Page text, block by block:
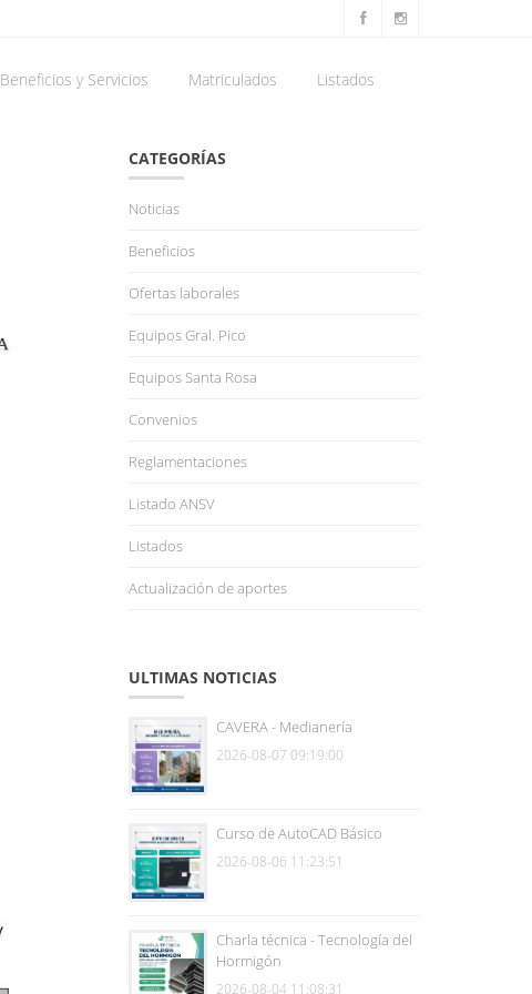
Beneficios y Servicios Matriculados Listados
CATEGORÍAS
Noticias
Beneficios
Ofertas laborales
Equipos Gral. Pico
Equipos Santa Rosa
Convenios
Reglamentaciones
Listado ANSV
Listados
Actualización de aportes
ULTIMAS NOTICIAS
CAVERA - Medianería
2026-08-07 09:19:00
Curso de AutoCAD Básico
2026-08-06 11:23:51
Charla técnica - Tecnología del
Hormigón
2026-08-04 11:08:31